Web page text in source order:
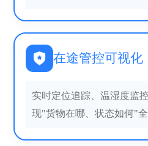
在途管控可视化
实时定位追踪、温湿度监
现"货物在哪、状态如何"